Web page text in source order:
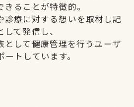
きることが特徴的。
診療に対する想いを取材し記
して発信し、
として健康管理を行うユーザ
ートしています。